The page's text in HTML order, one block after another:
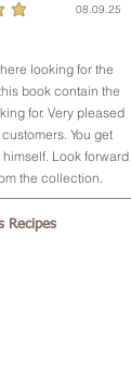
08.09.25
looking for the
book contain the
for. Very pleased
You get
Look forward
the collection.
Recipes